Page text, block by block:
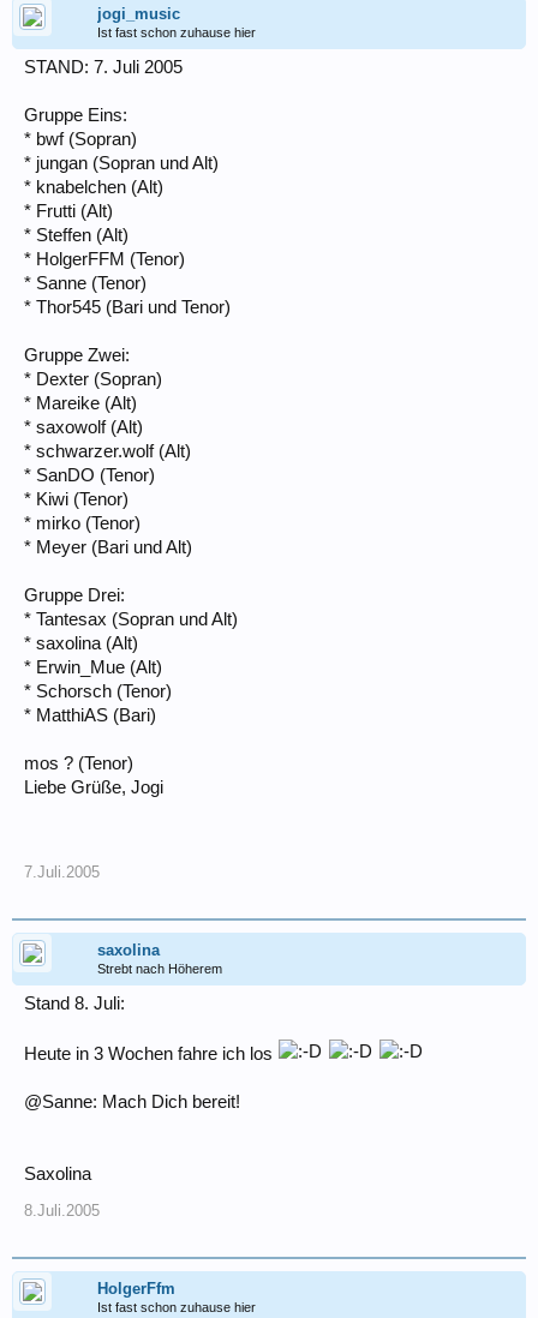
jogi_music
Ist fast schon zuhause hier
STAND: 7. Juli 2005
Gruppe Eins:
* bwf (Sopran)
* jungan (Sopran und Alt)
* knabelchen (Alt)
* Frutti (Alt)
* Steffen (Alt)
* HolgerFFM (Tenor)
* Sanne (Tenor)
* Thor545 (Bari und Tenor)
Gruppe Zwei:
* Dexter (Sopran)
* Mareike (Alt)
* saxowolf (Alt)
* schwarzer.wolf (Alt)
* SanDO (Tenor)
* Kiwi (Tenor)
* mirko (Tenor)
* Meyer (Bari und Alt)
Gruppe Drei:
* Tantesax (Sopran und Alt)
* saxolina (Alt)
* Erwin_Mue (Alt)
* Schorsch (Tenor)
* MatthiAS (Bari)
mos ? (Tenor)
Liebe Grüße, Jogi
7.Juli.2005
saxolina
Strebt nach Höherem
Stand 8. Juli:
Heute in 3 Wochen fahre ich los
@Sanne: Mach Dich bereit!
Saxolina
8.Juli.2005
HolgerFfm
Ist fast schon zuhause hier